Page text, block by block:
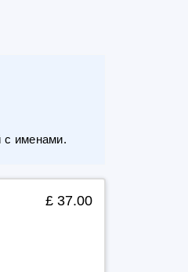
с именами.
£ 37.00